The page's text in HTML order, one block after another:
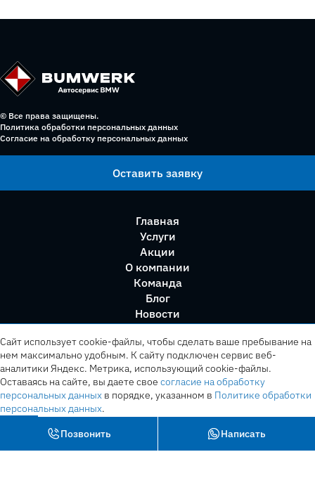
© Все права защищены.
Политика обработки персональных данных
Согласие на обработку персональных данных
Оставить заявку
Главная
Услуги
Акции
О компании
Команда
Блог
Новости
Позвонить Написать
Сайт использует cookie-файлы, чтобы сделать ваше пребывание на
нем максимально удобным. К cайту подключен сервис веб-
аналитики Яндекс. Метрика, использующий cookie-файлы.
Оставаясь на сайте, вы даете свое согласие на обработку
персональных данных в порядке, указанном в Политике обработки
персональных данных.